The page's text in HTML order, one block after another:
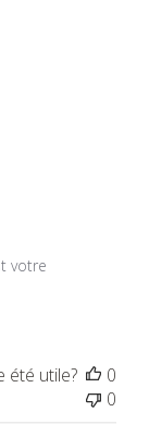
sur l'examen
votre
été utile?
0
0